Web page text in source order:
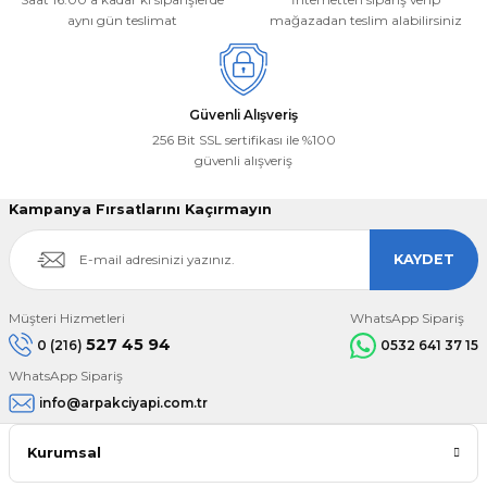
aynı gün teslimat
mağazadan teslim alabilirsiniz
Güvenli Alışveriş
256 Bit SSL sertifikası ile %100
güvenli alışveriş
Kampanya Fırsatlarını Kaçırmayın
KAYDET
Müşteri Hizmetleri
0 (216) 527 45 94
WhatsApp Sipariş
0532 641 37 15
WhatsApp Sipariş
info@arpakciyapi.com.tr
Kurumsal